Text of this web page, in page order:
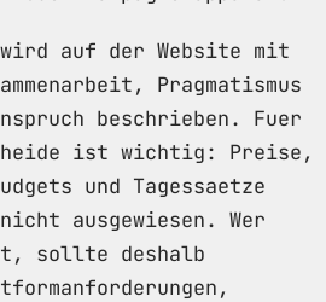
auf der Website mit
Pragmatismus
beschrieben. Fuer
ist wichtig: Preise,
und Tagessaetze
ausgewiesen. Wer
sollte deshalb